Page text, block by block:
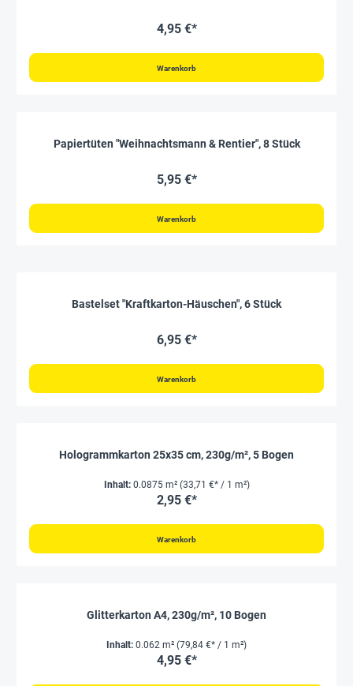
4,95 €*
Warenkorb
Papiertüten "Weihnachtsmann & Rentier", 8 Stück
5,95 €*
Warenkorb
Bastelset "Kraftkarton-Häuschen", 6 Stück
6,95 €*
Warenkorb
Hologrammkarton 25x35 cm, 230g/m², 5 Bogen
Inhalt: 0.0875 m² (33,71 €* / 1 m²)
2,95 €*
Warenkorb
Glitterkarton A4, 230g/m², 10 Bogen
Inhalt: 0.062 m² (79,84 €* / 1 m²)
4,95 €*